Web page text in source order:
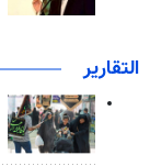
التقارير